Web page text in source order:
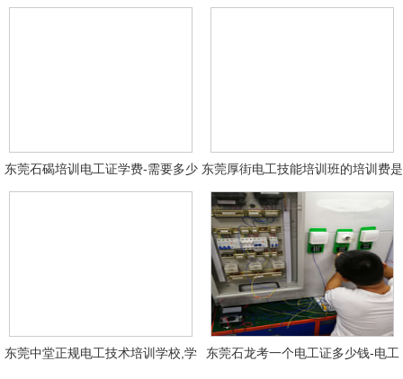
东莞石碣培训电工证学费-需要多少
钱?需要什么条件?
东莞厚街电工技能培训班的培训费是
多少?
东莞中堂正规电工技术培训学校,学
东莞石龙考一个电工证多少钱-电工